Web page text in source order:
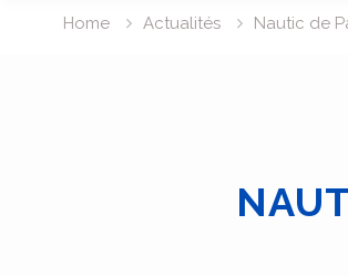
Home Actualités Nautic de